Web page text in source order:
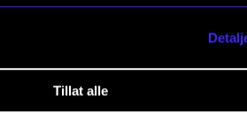
Tillat alle